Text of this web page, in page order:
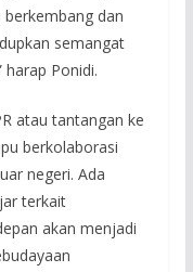
dan
semangat
Ponidi.
atau tantangan ke
berkolaborasi
negeri. Ada
terkait
akan menjadi